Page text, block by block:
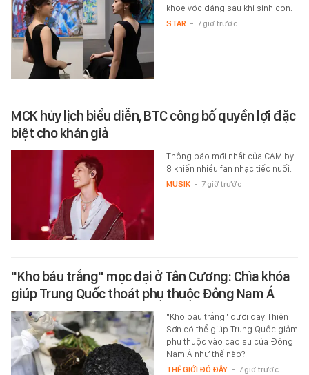
khoe vóc dáng sau khi sinh con.
STAR - 7 giờ trước
MCK hủy lịch biểu diễn, BTC công bố quyền lợi đặc
biệt cho khán giả
Thông báo mới nhất của CAM by
8 khiến nhiều fan nhạc tiếc nuối.
MUSIK - 7 giờ trước
"Kho báu trắng" mọc dại ở Tân Cương: Chìa khóa
giúp Trung Quốc thoát phụ thuộc Đông Nam Á
"Kho báu trắng" dưới dãy Thiên
Sơn có thể giúp Trung Quốc giảm
phụ thuộc vào cao su của Đông
Nam Á như thế nào?
THẾ GIỚI ĐÓ ĐÂY - 7 giờ trước